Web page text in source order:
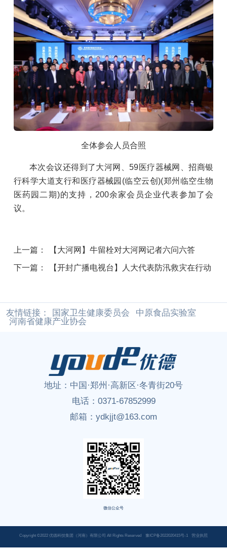
全体参会人员合照
本次会议还得到了大河网、59医疗器械网、招商银
行科学大道支行和医疗器械园(临空云创)(郑州临空生物
医药园二期)的支持，200余家会员企业代表参加了会
议。
上一篇： 【大河网】牛留栓对大河网记者六问六答
下一篇： 【开封广播电视台】人大代表防汛救灾在行动
友情链接： 国家卫生健康委员会
中原食品实验室
河南省健康产业协会
地址： 中国·郑州·高新区·冬青街20号
电话： 0371-67852999
邮箱： ydkjjt@163.com
微信公众号
Copyright ©2022 优德科技集团（河南）有限公司 All Rights Reserved 豫ICP备2022020415号-1 营业执照